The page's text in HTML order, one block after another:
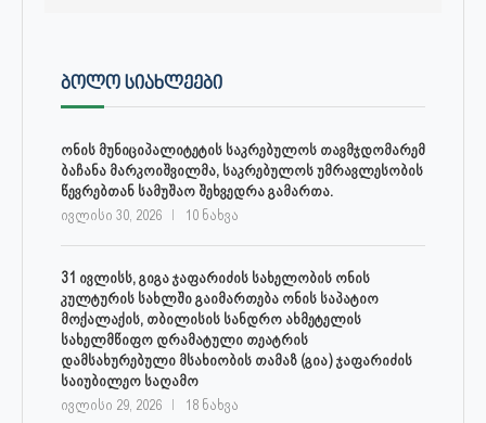
ᲑᲝᲚᲝ ᲡᲘᲐᲮᲚᲔᲔᲑᲘ
ონის მუნიციპალიტეტის საკრებულოს თავმჯდომარემ
ბაჩანა მარკოიშვილმა, საკრებულოს უმრავლესობის
წევრებთან სამუშაო შეხვედრა გამართა.
ივლისი 30, 2026 10 ნახვა
31 ივლისს, გიგა ჯაფარიძის სახელობის ონის
კულტურის სახლში გაიმართება ონის საპატიო
მოქალაქის, თბილისის სანდრო ახმეტელის
სახელმწიფო დრამატული თეატრის
დამსახურებული მსახიობის თამაზ (გია) ჯაფარიძის
საიუბილეო საღამო
ივლისი 29, 2026 18 ნახვა